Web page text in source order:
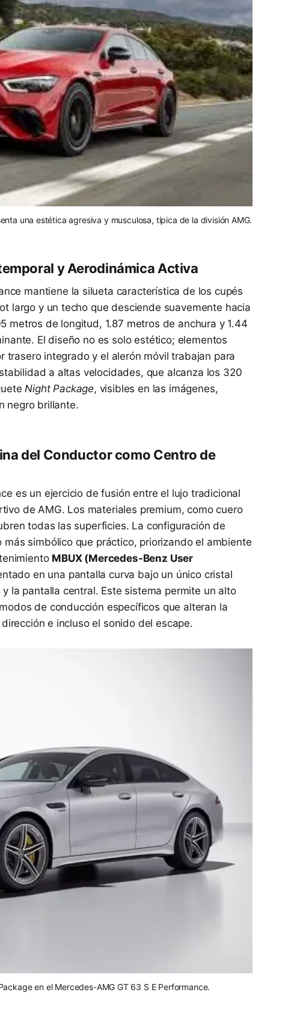
una estética agresiva y musculosa, típica de la división AMG.
y Aerodinámica Activa
mantiene la silueta característica de los cupés
largo y un techo que desciende suavemente hacia
metros de longitud, 1.87 metros de anchura y 1.44
El diseño no es solo estético; elementos
trasero integrado y el alerón móvil trabajan para
a altas velocidades, que alcanza los 320
Night Package, visibles en las imágenes,
negro brillante.
del Conductor como Centro de
es un ejercicio de fusión entre el lujo tradicional
de AMG. Los materiales premium, como cuero
todas las superficies. La configuración de
simbólico que práctico, priorizando el ambiente
MBUX (Mercedes-Benz User
en una pantalla curva bajo un único cristal
la pantalla central. Este sistema permite un alto
de conducción específicos que alteran la
e incluso el sonido del escape.
en el Mercedes-AMG GT 63 S E Performance.